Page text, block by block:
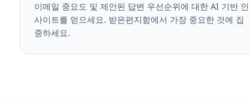
이메일 중요도 및 제안된 답변 우선순위에 대한 AI 기반 인
사이트를 얻으세요. 받은편지함에서 가장 중요한 것에 집
중하세요.